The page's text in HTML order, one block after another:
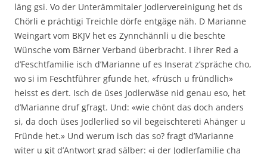
läng gsi. Vo der Unterämmitaler Jodlervereinigung het ds
Chörli e prächtigi Treichle dörfe entgäge näh. D Marianne
Weingart vom BKJV het es Zynnchännli u die beschte
Wünsche vom Bärner Verband überbracht. I ihrer Red a
d’Feschtfamilie isch d’Marianne uf es Inserat z’spräche cho,
wo si im Feschtführer gfunde het, «früsch u fründlich»
heisst es dert. Isch de üses Jodlerwäse nid genau eso, het
d’Marianne druf gfragt. Und: «wie chönt das doch anders
si, da doch üses Jodlerlied so vil begeischtereti Ahänger u
Fründe het.» Und werum isch das so? fragt d’Marianne
witer u git d’Antwort grad sälber: «i der Jodlerfamilie cha